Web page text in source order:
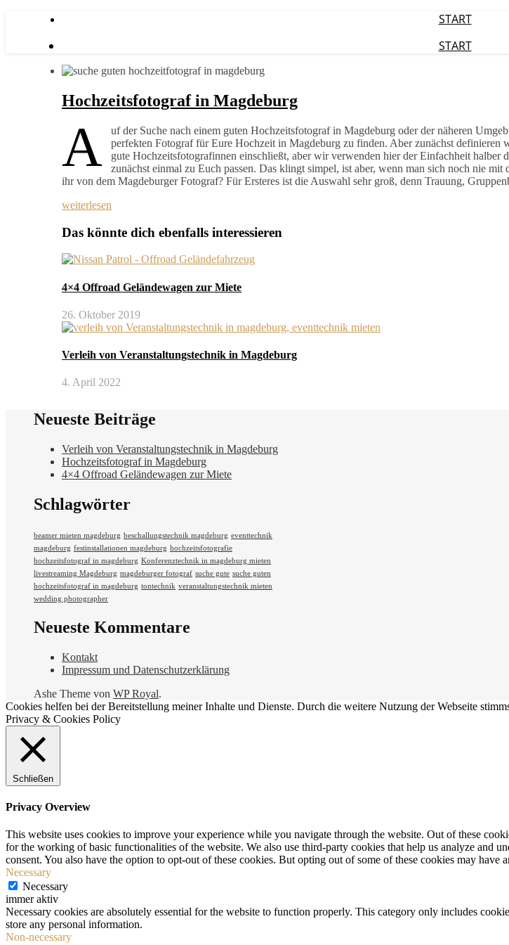
START
START
Hochzeitsfotograf in Magdeburg
A
uf der Suche nach einem guten Hochzeitsfotograf in Magdeburg oder der näheren
perfekten Fotograf für Eure Hochzeit in Magdeburg zu finden. Aber zunächst
gute Hochzeitsfotografinnen einschließt, aber wir verwenden hier der Einfachheit
zunächst einmal zu Euch passen. Das klingt simpel, ist aber, wenn man sich noch nie
ihr von dem Magdeburger Fotograf? Für Ersteres ist die Auswahl sehr groß, denn Trauung,
weiterlesen
Das könnte dich ebenfalls interessieren
4×4 Offroad Geländewagen zur Miete
26. Oktober 2019
Verleih von Veranstaltungstechnik in Magdeburg
4. April 2022
Neueste Beiträge
Verleih von Veranstaltungstechnik in Magdeburg
Hochzeitsfotograf in Magdeburg
4×4 Offroad Geländewagen zur Miete
Schlagwörter
beamer mieten magdeburg beschallungstechnik magdeburg eventtechnik
magdeburg festinstallationen magdeburg hochzeitsfotografie
hochzeitsfotograf in magdeburg Konferenztechnik in magdeburg mieten
livestreaming Magdeburg magdeburger fotograf suche gute suche guten
hochzeitsfotograf in magdeburg tontechnik veranstaltungstechnik mieten
wedding photographer
Neueste Kommentare
Kontakt
Impressum und Datenschutzerklärung
Ashe Theme von WP Royal.
Cookies helfen bei der Bereitstellung meiner Inhalte und Dienste. Durch die weitere Nutzung der Webseite
Privacy & Cookies Policy
Schließen
Privacy Overview
This website uses cookies to improve your experience while you navigate through the website. Out of these
for the working of basic functionalities of the website. We also use third-party cookies that help us analyze and
consent. You also have the option to opt-out of these cookies. But opting out of some of these cookies may have
Necessary
Necessary
immer aktiv
Necessary cookies are absolutely essential for the website to function properly. This category only includes
store any personal information.
Non-necessary